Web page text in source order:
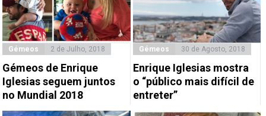
Gémeos 2 de Julho, 2018
Gémeos de Enrique
Iglesias seguem juntos
no Mundial 2018
Gémeos 30 de Agosto, 2018
Enrique Iglesias mostra
o “público mais difícil de
entreter”